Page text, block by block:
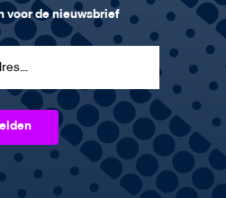
voor de nieuwsbrief